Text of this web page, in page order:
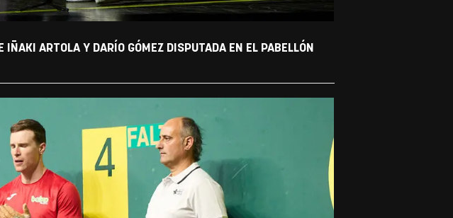
ARTOLA Y DARÍO GÓMEZ DISPUTADA EN EL PABELLÓN